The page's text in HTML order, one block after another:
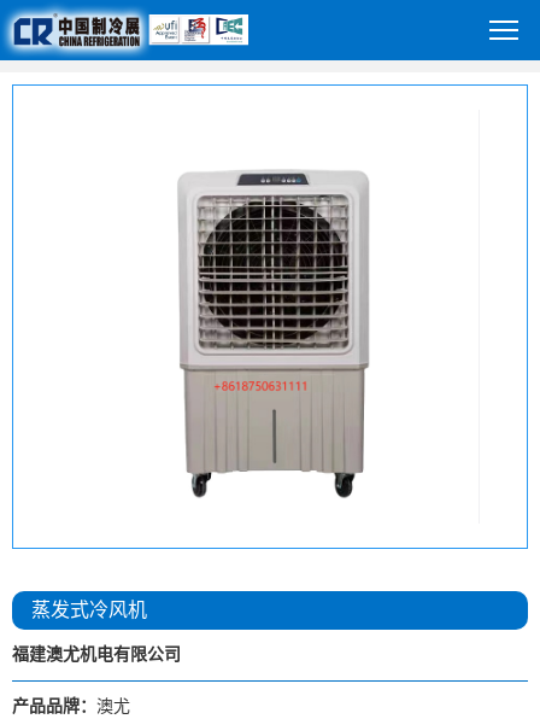
蒸发式冷风机
福建澳尤机电有限公司
产品品牌： 澳尤